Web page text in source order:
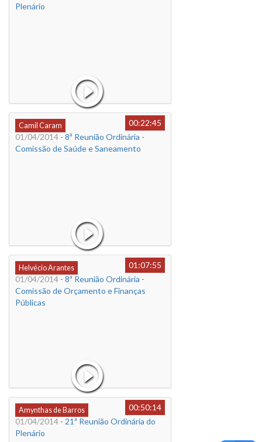
Plenário
Camil Caram
00:22:45
01/04/2014 - 8ª Reunião Ordinária -
Comissão de Saúde e Saneamento
Helvécio Arantes
01:07:55
01/04/2014 - 8ª Reunião Ordinária -
Comissão de Orçamento e Finanças
Públicas
Amynthas de Barros
00:50:14
01/04/2014 - 21ª Reunião Ordinária do
Plenário